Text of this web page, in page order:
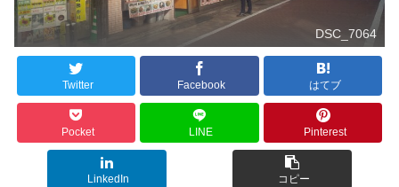
DSC_7064
Twitter Facebook はてブ
Pocket LINE Pinterest
LinkedIn コピー